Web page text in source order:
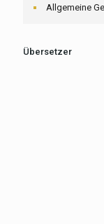
Allgemeine
Übersetzer